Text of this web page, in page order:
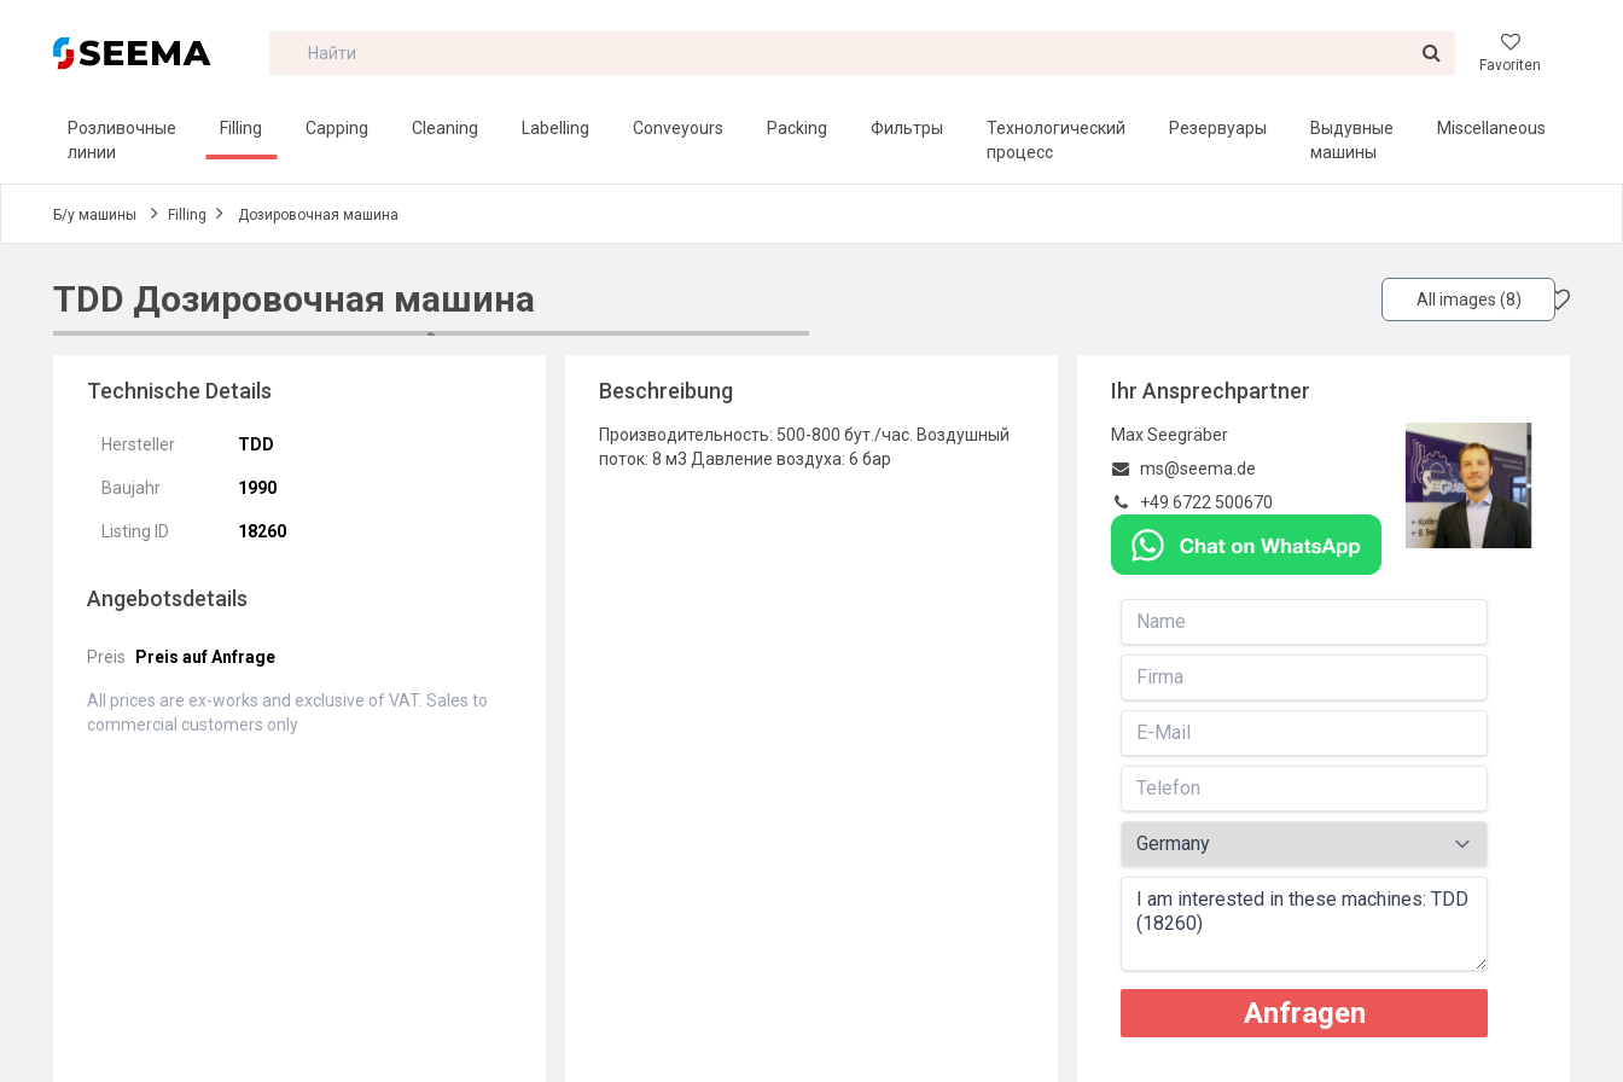
Favoriten
Розливочные
линии
Filling Capping Cleaning Labelling Conveyours Packing Фильтры
Технологический
процесс
Резервуары
Выдувные
машины
Miscellaneous
Б/у машины Filling Дозировочная машина
TDD Дозировочная машина All images (8)
Technische Details
Hersteller TDD
Baujahr 1990
Listing ID 18260
Angebotsdetails
Preis Preis auf Anfrage
All prices are ex-works and exclusive of VAT. Sales to
commercial customers only
Beschreibung
Производительность: 500-800 бут./час. Воздушный
поток: 8 м3 Давление воздуха: 6 бар
Ihr Ansprechpartner
Max Seegräber
ms@seema.de
+49 6722 500670
Anfragen